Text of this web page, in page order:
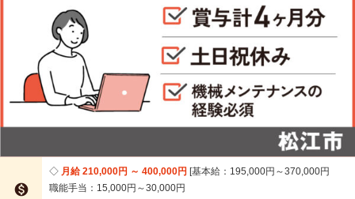

月給 210,000円 ～ 400,000円 基本給：195,000円～370,000円
職能手当：15,000円～30,000円